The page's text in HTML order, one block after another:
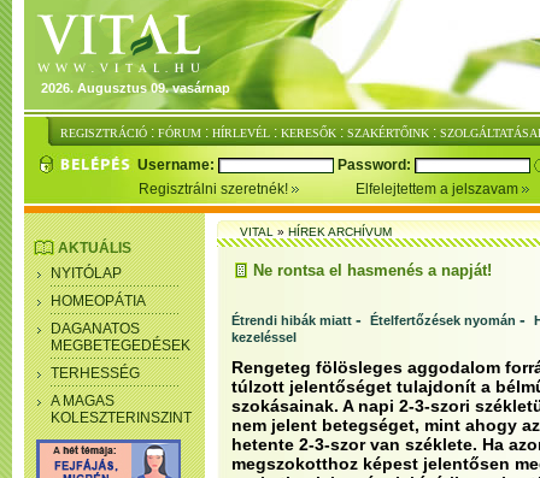
2026. Augusztus 09. vasárnap
REGISZTRÁCIÓ : FÓRUM : HÍRLEVÉL : KERESŐK : SZAKÉRTŐINK :
Username:
Password:
Regisztrálni szeretnék!
Elfelejtettem a jelszavam
AKTUÁLIS
NYITÓLAP
HOMEOPÁTIA
DAGANATOS
MEGBETEGEDÉSEK
TERHESSÉG
A MAGAS
KOLESZTERINSZINT
VITAL»HÍREK ARCHÍVUM
Ne rontsa el hasmenés a napját!
Étrendi hibák miatt - Ételfertőzések nyomán -
kezeléssel
Rengeteg fölösleges aggodalom
túlzott jelentőséget tulajdonít a
szokásainak. A napi 2-3-szori
nem jelent betegséget, mint ahogy
hetente 2-3-szor van széklete. Ha
megszokotthoz képest jelentősen